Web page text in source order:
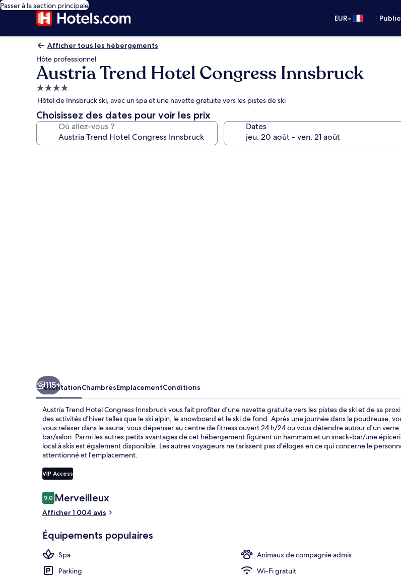
Passer à la section principale
EUR•
Afficher tous les hébergements
Hôte professionnel
Austria Trend Hotel Congress Innsbruck
Hébergement
4.0 étoiles
Hôtel de Innsbruck ski, avec un spa et une navette gratuite vers les pistes de ski
Choisissez des dates pour voir les prix
Où allez-vous ? Dates
115+
PrésentationChambresEmplacementConditions
Austria Trend Hotel Congress Innsbruck vous fait profiter d'une navette gratuite vers les pistes de ski et de sa
des activités d'hiver telles que le ski alpin, le snowboard et le ski de fond. Après une journée dans la poudreuse,
vous relaxer dans le sauna, vous dépenser au centre de fitness ouvert 24 h/24 ou vous détendre autour d'un verre
bar/salon. Parmi les autres petits avantages de cet hébergement figurent un hammam et un snack-bar/une
local à skis est également disponible. Les autres voyageurs ne tarissent pas d'éloges en ce qui concerne le
attentionné et l'emplacement.
VIP Access
Avis
voyageurs
9,09,0 sur 10
Merveilleux
Afficher 1 004 avis
Équipements populaires
Spa
Animaux de compagnie admis
Parking
Wi-Fi gratuit